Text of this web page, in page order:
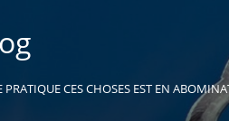
CES CHOSES EST EN